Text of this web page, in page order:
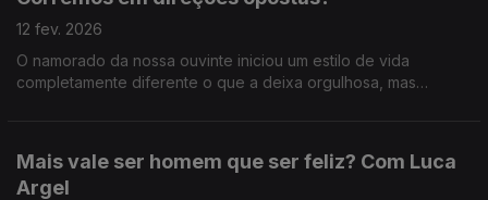
12 fev. 2026
O namorado da nossa ouvinte iniciou um estilo de vida
completamente diferente o que a deixa orgulhosa, mas
Mais vale ser homem que ser feliz? Com Luca
Argel